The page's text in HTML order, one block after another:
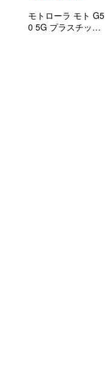
モトローラ モト G5
0 5G プラスチック